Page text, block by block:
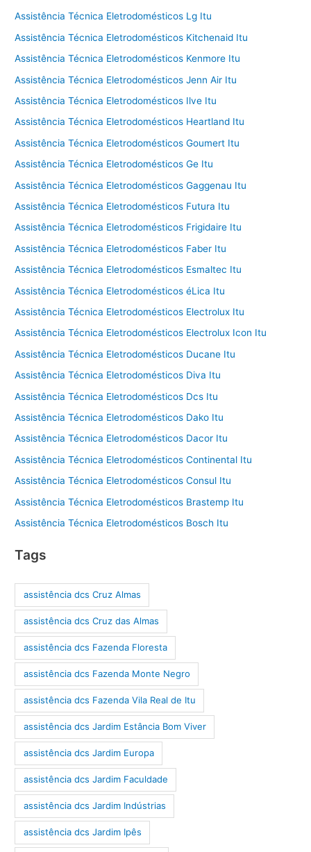
Assistência Técnica Eletrodomésticos Lg Itu
Assistência Técnica Eletrodomésticos Kitchenaid Itu
Assistência Técnica Eletrodomésticos Kenmore Itu
Assistência Técnica Eletrodomésticos Jenn Air Itu
Assistência Técnica Eletrodomésticos Ilve Itu
Assistência Técnica Eletrodomésticos Heartland Itu
Assistência Técnica Eletrodomésticos Goumert Itu
Assistência Técnica Eletrodomésticos Ge Itu
Assistência Técnica Eletrodomésticos Gaggenau Itu
Assistência Técnica Eletrodomésticos Futura Itu
Assistência Técnica Eletrodomésticos Frigidaire Itu
Assistência Técnica Eletrodomésticos Faber Itu
Assistência Técnica Eletrodomésticos Esmaltec Itu
Assistência Técnica Eletrodomésticos éLica Itu
Assistência Técnica Eletrodomésticos Electrolux Itu
Assistência Técnica Eletrodomésticos Electrolux Icon Itu
Assistência Técnica Eletrodomésticos Ducane Itu
Assistência Técnica Eletrodomésticos Diva Itu
Assistência Técnica Eletrodomésticos Dcs Itu
Assistência Técnica Eletrodomésticos Dako Itu
Assistência Técnica Eletrodomésticos Dacor Itu
Assistência Técnica Eletrodomésticos Continental Itu
Assistência Técnica Eletrodomésticos Consul Itu
Assistência Técnica Eletrodomésticos Brastemp Itu
Assistência Técnica Eletrodomésticos Bosch Itu
Tags
assistência dcs Cruz Almas
assistência dcs Cruz das Almas
assistência dcs Fazenda Floresta
assistência dcs Fazenda Monte Negro
assistência dcs Fazenda Vila Real de Itu
assistência dcs Jardim Estância Bom Viver
assistência dcs Jardim Europa
assistência dcs Jardim Faculdade
assistência dcs Jardim Indústrias
assistência dcs Jardim Ipês